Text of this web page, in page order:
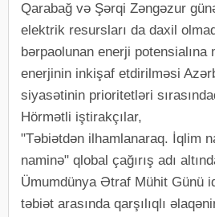
Qarabağ və Şərqi Zəngəzur
elektrik resursları da daxil
bərpaolunan enerji potensialına
enerjinin inkişaf etdirilməsi
siyasətinin prioritetləri
Hörmətli iştirakçılar,
"Təbiətdən ilhamlanaraq. İqlim
naminə" qlobal çağırış adı
Ümumdünya Ətraf Mühit Günü
təbiət arasında qarşılıqlı